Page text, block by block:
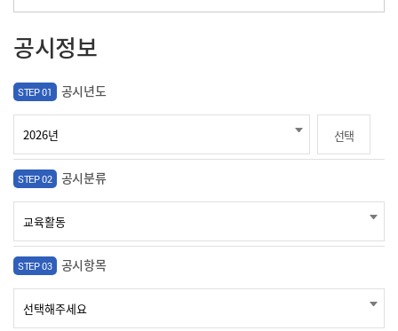
공시정보
STEP 01 공시년도
선택
STEP 02 공시분류
STEP 03 공시항목